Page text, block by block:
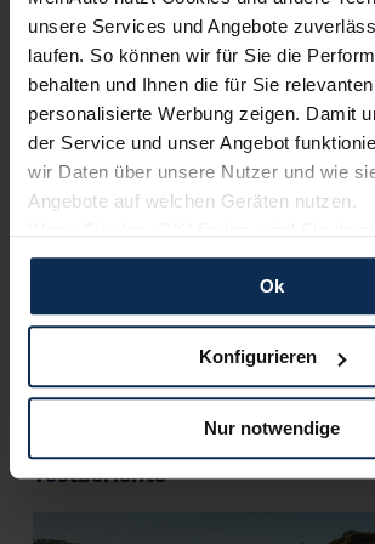
unsere Services und Angebote
laufen. So können wir für Sie die
behalten und Ihnen die für Sie
personalisierte Werbung zeigen. Damit
der Service und unser Angebot
wir Daten über unsere Nutzer und wie
Angebote auf welchen Geräten nutzen.
und erlauben uns Cookies für unseren
verwenden und diese Daten an Dritte
etwa an unsere Marketingpartner. Falls
zustimmen möchten, beschränken wir
dann nicht auf Sie zuschneiden und Sie
perfekt auf dem Weg zu Ihrem
Sie können die Einstellungen jederzeit
Ok
Konfigurieren
Nur notwendige
Neuwagenmarkt in Deutschland. Unsere
dadurch ihr Wunschauto zum Top-Rabatt
bewerten unsere Arbeit positiv.
Sehen Sie sich unsere Bewertungen an:
Testberichte